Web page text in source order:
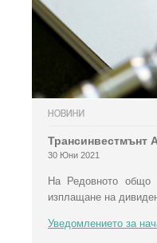
Трансинвестмънт
30 Юни 2021
На Редовното общо
изплащане на
Уведомлението за